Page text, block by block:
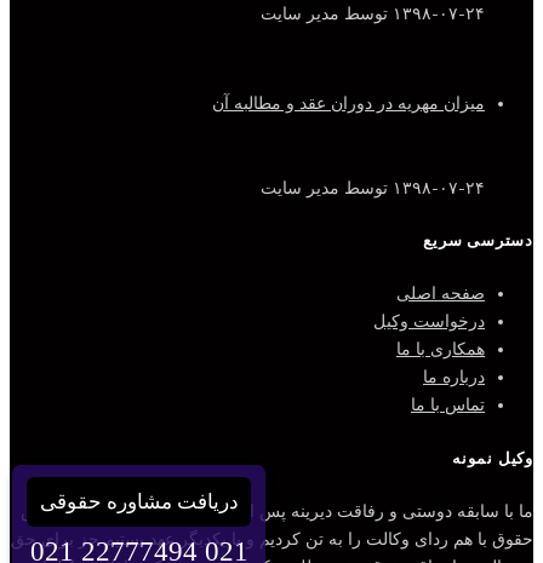
۱۳۹۸-۰۷-۲۴ توسط مدیر سایت
میزان مهریه در دوران عقد و مطالبه آن
۱۳۹۸-۰۷-۲۴ توسط مدیر سایت
دسترسی سریع
صفحه اصلی
درخواست وکیل
همکاری با ما
درباره ما
تماس با ما
وکیل نمونه
ما با سابقه دوستی و رفاقت دیرینه پس از قبولی مشترک در رشته مقدس
حقوق با هم ردای وکالت را به تن کردیم و با یکدیگر عهد بستیم جز برای حق
دریافت مشاوره حقوقی
021 22777494 021